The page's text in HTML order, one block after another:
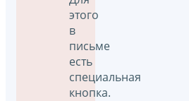
этого
в
письме
есть
специальная
кнопка.